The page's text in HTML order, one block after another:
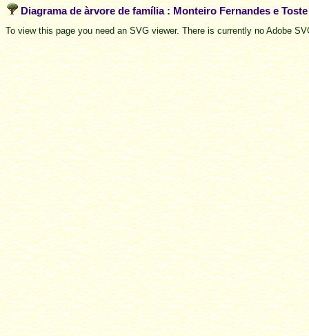
Diagrama de àrvore de família : Monteiro Fernandes e
To view this page you need an SVG viewer. There is currently no Adobe